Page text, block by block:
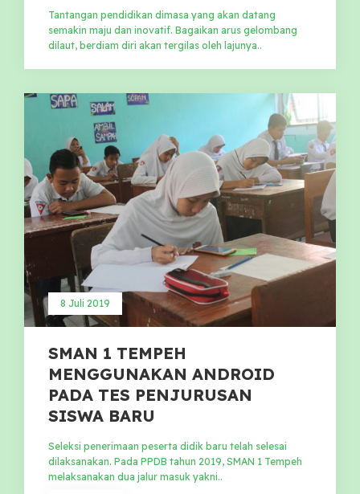
Tantangan pendidikan dimasa yang akan datang
semakin maju dan inovatif. Bagaikan arus gelombang
dilaut, berdiam diri akan tergilas oleh lajunya..
8 Juli 2019
SMAN 1 TEMPEH
MENGGUNAKAN ANDROID
PADA TES PENJURUSAN
SISWA BARU
Seleksi penerimaan peserta didik baru telah selesai
dilaksanakan. Pada PPDB tahun 2019, SMAN 1 Tempeh
melaksanakan dua jalur masuk yakni..